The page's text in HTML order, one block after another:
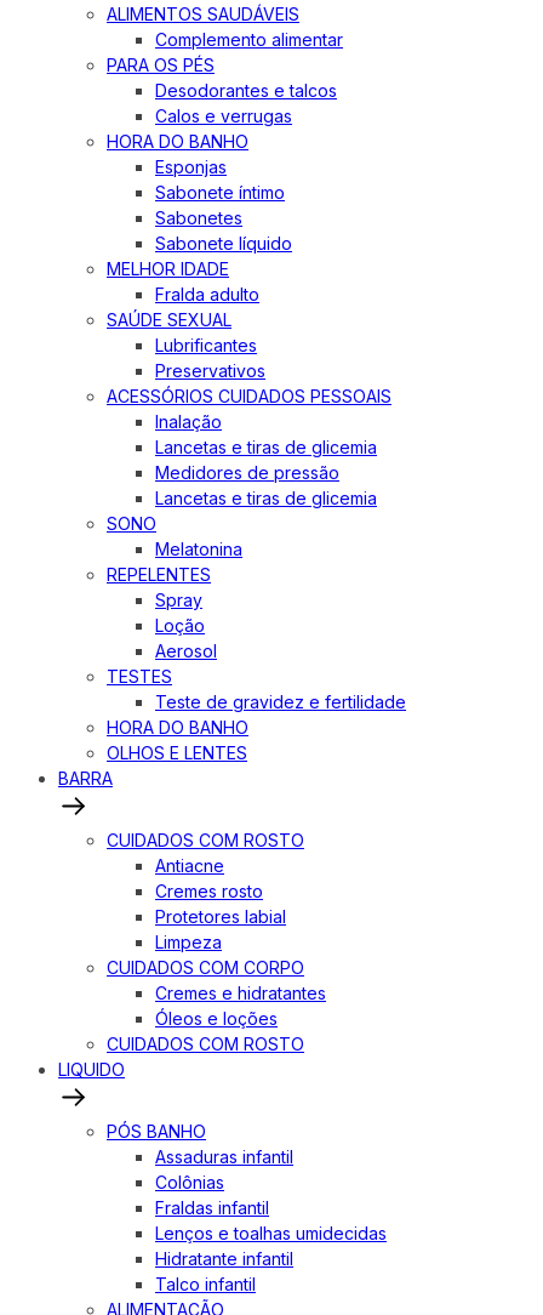
ALIMENTOS SAUDÁVEIS
Complemento alimentar
PARA OS PÉS
Desodorantes e talcos
Calos e verrugas
HORA DO BANHO
Esponjas
Sabonete íntimo
Sabonetes
Sabonete líquido
MELHOR IDADE
Fralda adulto
SAÚDE SEXUAL
Lubrificantes
Preservativos
ACESSÓRIOS CUIDADOS PESSOAIS
Inalação
Lancetas e tiras de glicemia
Medidores de pressão
Lancetas e tiras de glicemia
SONO
Melatonina
REPELENTES
Spray
Loção
Aerosol
TESTES
Teste de gravidez e fertilidade
HORA DO BANHO
OLHOS E LENTES
BARRA
CUIDADOS COM ROSTO
Antiacne
Cremes rosto
Protetores labial
Limpeza
CUIDADOS COM CORPO
Cremes e hidratantes
Óleos e loções
CUIDADOS COM ROSTO
LIQUIDO
PÓS BANHO
Assaduras infantil
Colônias
Fraldas infantil
Lenços e toalhas umidecidas
Hidratante infantil
Talco infantil
ALIMENTAÇÃO